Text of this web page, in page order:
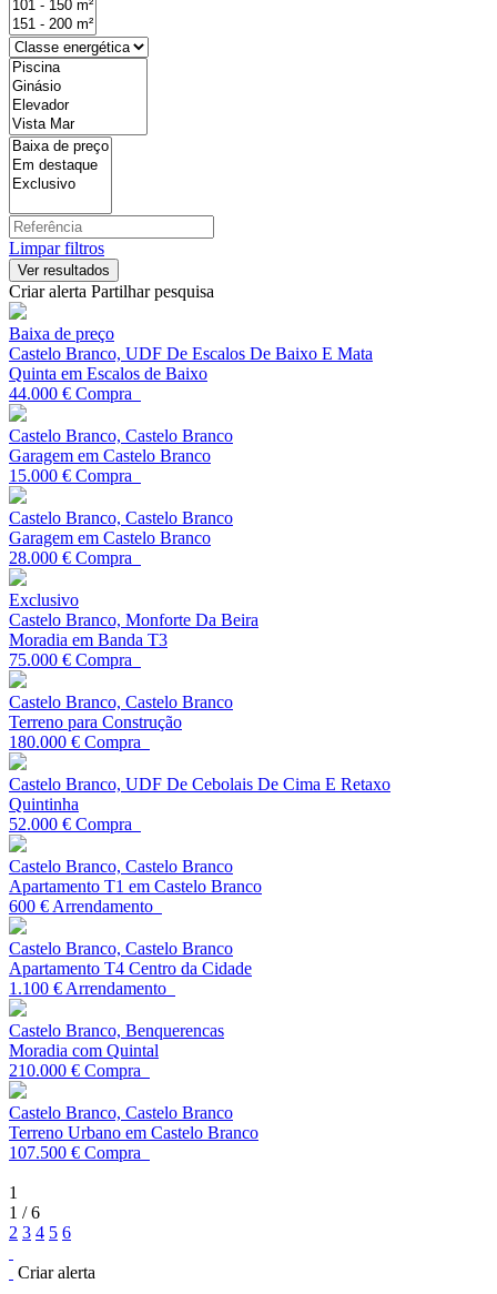
Limpar filtros
Criar alerta Partilhar pesquisa
Baixa de preço
Castelo Branco, UDF De Escalos De Baixo E Mata
Quinta em Escalos de Baixo
44.000 € Compra
Castelo Branco, Castelo Branco
Garagem em Castelo Branco
15.000 € Compra
Castelo Branco, Castelo Branco
Garagem em Castelo Branco
28.000 € Compra
Exclusivo
Castelo Branco, Monforte Da Beira
Moradia em Banda T3
75.000 € Compra
Castelo Branco, Castelo Branco
Terreno para Construção
180.000 € Compra
Castelo Branco, UDF De Cebolais De Cima E Retaxo
Quintinha
52.000 € Compra
Castelo Branco, Castelo Branco
Apartamento T1 em Castelo Branco
600 € Arrendamento
Castelo Branco, Castelo Branco
Apartamento T4 Centro da Cidade
1.100 € Arrendamento
Castelo Branco, Benquerencas
Moradia com Quintal
210.000 € Compra
Castelo Branco, Castelo Branco
Terreno Urbano em Castelo Branco
107.500 € Compra
1
1 / 6
2 3 4 5 6
Criar alerta